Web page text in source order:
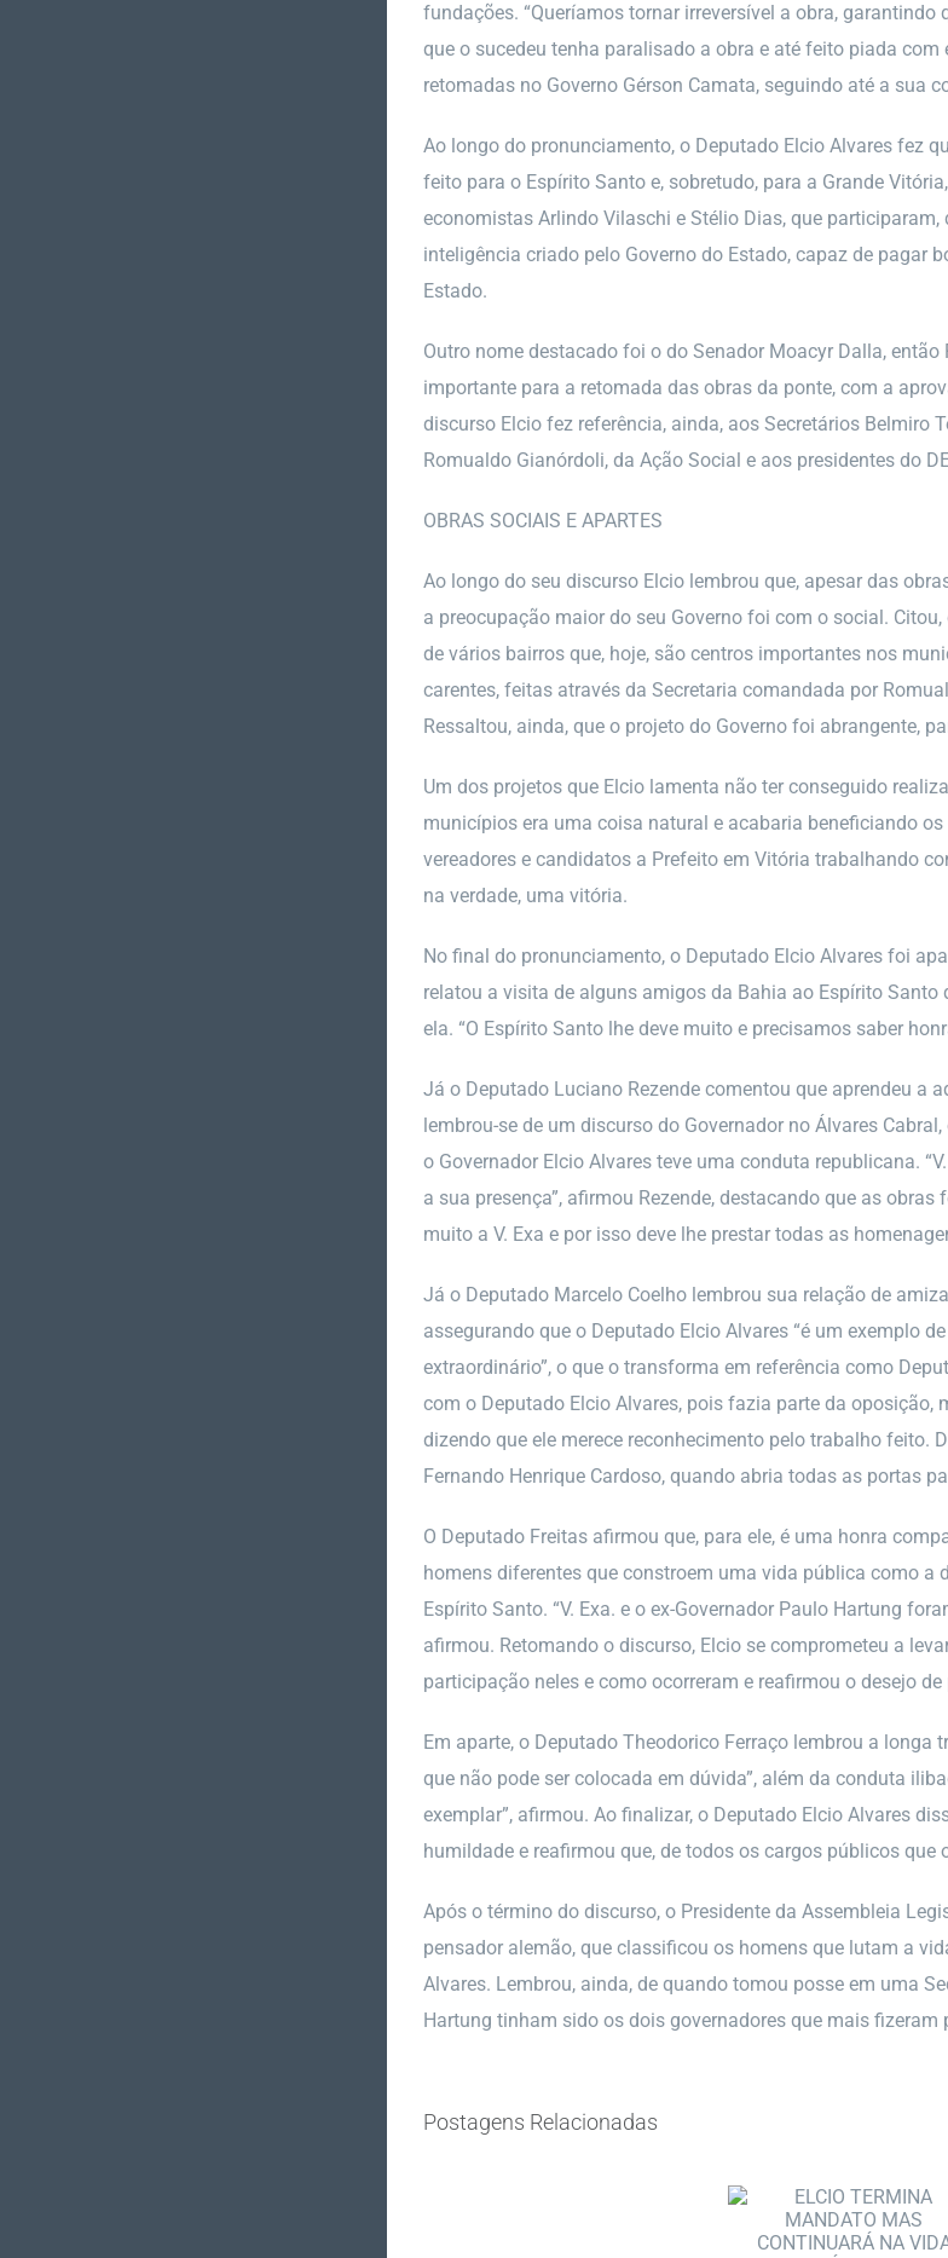
fundações. “Queríamos tornar irreversível a obra,
que o sucedeu tenha paralisado a obra e até feito piada
retomadas no Governo Gérson Camata, seguindo até a sua
Ao longo do pronunciamento, o Deputado Elcio Alvares fez
feito para o Espírito Santo e, sobretudo, para a Grande
economistas Arlindo Vilaschi e Stélio Dias, que
inteligência criado pelo Governo do Estado, capaz de pagar
Estado.
Outro nome destacado foi o do Senador Moacyr Dalla,
importante para a retomada das obras da ponte, com a
discurso Elcio fez referência, ainda, aos Secretários Belmiro
Romualdo Gianórdoli, da Ação Social e aos presidentes do
OBRAS SOCIAIS E APARTES
Ao longo do seu discurso Elcio lembrou que, apesar das
a preocupação maior do seu Governo foi com o social.
de vários bairros que, hoje, são centros importantes nos
carentes, feitas através da Secretaria comandada por
Ressaltou, ainda, que o projeto do Governo foi abrangente,
Um dos projetos que Elcio lamenta não ter conseguido
municípios era uma coisa natural e acabaria beneficiando
vereadores e candidatos a Prefeito em Vitória trabalhando
na verdade, uma vitória.
No final do pronunciamento, o Deputado Elcio Alvares foi
relatou a visita de alguns amigos da Bahia ao Espírito
ela. “O Espírito Santo lhe deve muito e precisamos saber
Já o Deputado Luciano Rezende comentou que aprendeu a
lembrou-se de um discurso do Governador no Álvares
o Governador Elcio Alvares teve uma conduta republicana.
a sua presença”, afirmou Rezende, destacando que as
muito a V. Exa e por isso deve lhe prestar todas as
Já o Deputado Marcelo Coelho lembrou sua relação de
assegurando que o Deputado Elcio Alvares “é um exemplo
extraordinário”, o que o transforma em referência como
com o Deputado Elcio Alvares, pois fazia parte da
dizendo que ele merece reconhecimento pelo trabalho feito.
Fernando Henrique Cardoso, quando abria todas as portas
O Deputado Freitas afirmou que, para ele, é uma honra
homens diferentes que constroem uma vida pública como
Espírito Santo. “V. Exa. e o ex-Governador Paulo Hartung
afirmou. Retomando o discurso, Elcio se comprometeu a
participação neles e como ocorreram e reafirmou o desejo
Em aparte, o Deputado Theodorico Ferraço lembrou a
que não pode ser colocada em dúvida”, além da conduta
exemplar”, afirmou. Ao finalizar, o Deputado Elcio Alvares
humildade e reafirmou que, de todos os cargos públicos
Após o término do discurso, o Presidente da Assembleia
pensador alemão, que classificou os homens que lutam a
Alvares. Lembrou, ainda, de quando tomou posse em uma
Hartung tinham sido os dois governadores que mais fizeram
Postagens Relacionadas